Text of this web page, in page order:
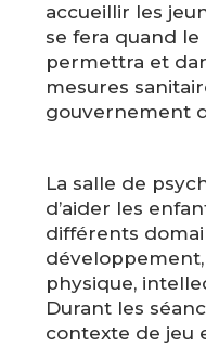
accueillir les
se fera quand
permettra et
mesures
gouvernement
La salle de
d’aider les
différents
physique,
Durant les
contexte de jeu